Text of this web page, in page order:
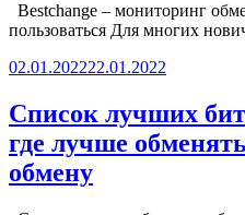
Bestchange – мониторинг
пользоваться Для многих
02.01.202222.01.2022
Список лучших
где лучше
обмену